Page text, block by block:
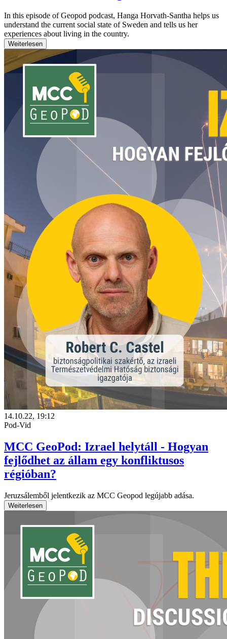
In this episode of Geopod podcast, Hanga Horvath-Santha helps us
understand the current social state of Sweden and tells us her
experiences about living in the country.
Weiterlesen
14.10.22, 19:12
Pod-Vid
MCC GeoPod: Izrael helytáll - Hogyan
fejlődhet az állam egy konfliktusos
régióban?
Jeruzsálemből jelentkezik az MCC Geopod legújabb adása.
Weiterlesen